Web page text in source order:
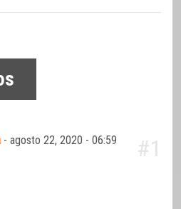
-agosto 22, 2020 - 06:59 #1